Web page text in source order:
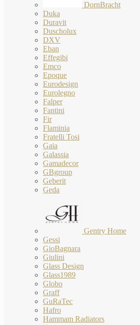
DornBracht
Duka
Duravit
Duscholux
DXV
Eban
Effegibi
Emco
Epoque
Eurodesign
Eurolegno
Falper
Fantini
Fir
Flaminia
Fratelli Tosi
Gaia
Galassia
Gamadecor
GBgroup
Geberit
Geda
Gentry Home
Gessi
GioBagnara
Giulini
Glass Design
Glass1989
Globo
Graff
GuRaTec
Hafro
Hammam Radiators